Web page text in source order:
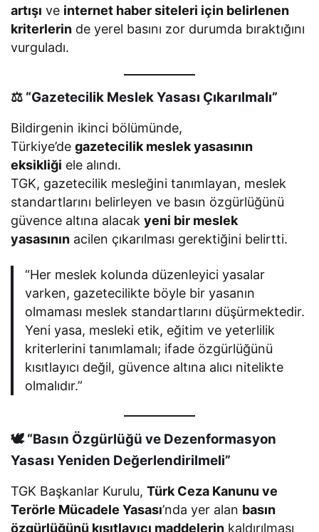
artışı ve internet haber siteleri için belirlenen
kriterlerin de yerel basını zor durumda bıraktığını
vurguladı.
⚖️ “Gazetecilik Meslek Yasası Çıkarılmalı”
Bildirgenin ikinci bölümünde,
Türkiye’degazetecilik meslek yasasının
eksikliği ele alındı.
TGK, gazetecilik mesleğini tanımlayan, meslek
standartlarını belirleyen ve basın özgürlüğünü
güvence altına alacakyeni bir meslek
yasasının acilen çıkarılması gerektiğini belirtti.
“Her meslek kolunda düzenleyici yasalar
varken, gazetecilikte böyle bir yasanın
olmaması meslek standartlarını düşürmektedir.
Yeni yasa, mesleki etik, eğitim ve yeterlilik
kriterlerini tanımlamalı; ifade özgürlüğünü
kısıtlayıcı değil, güvence altına alıcı nitelikte
olmalıdır.”
🕊️ “Basın Özgürlüğü ve Dezenformasyon
Yasası Yeniden Değerlendirilmeli”
TGK Başkanlar Kurulu,Türk Ceza Kanunu ve
Terörle Mücadele Yasası’nda yer alan basın
özgürlüğünü kısıtlayıcı maddelerin kaldırılması